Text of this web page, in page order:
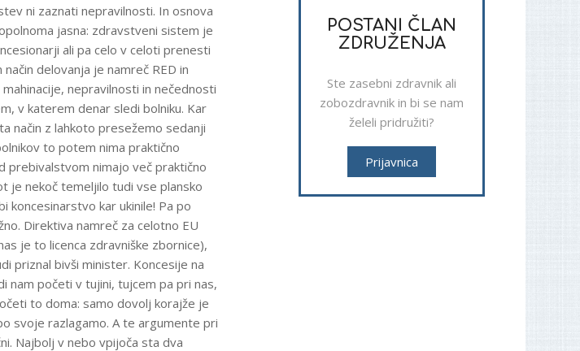
ni zaznati nepravilnosti. In osnova
jasna: zdravstveni sistem je
ali pa celo v celoti prenesti
delovanja je namreč RED in
nepravilnosti in nečednosti
v katerem denar sledi bolniku. Kar
način z lahkoto presežemo sedanji
to potem nima praktično
prebivalstvom nimajo več praktično
je nekoč temeljilo tudi vse plansko
kar ukinile! Pa po
Direktiva namreč za celotno EU
je to licenca zdravniške zbornice),
priznal bivši minister. Koncesije na
nam početi v tujini, tujcem pa pri nas,
to doma: samo dovolj korajže je
svoje razlagamo. A te argumente pri
Najbolj v nebo vpijoča sta dva
POSTANI ČLAN
ZDRUŽENJA
Ste zasebni zdravnik ali
zobozdravnik in bi se nam
želeli pridružiti?
Prijavnica